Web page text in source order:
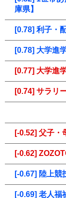
庫県】
[0.78] 利子・
[0.78] 大学進
[0.77] 大学進
[0.74] サラリ
[-0.52] 父子・
[-0.62]
[-0.67] 陸上競
[-0.69] 老人福